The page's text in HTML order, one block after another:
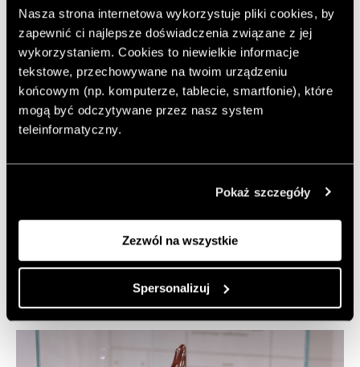
Nasza strona internetowa wykorzystuje pliki cookies, by
zapewnić ci najlepsze doświadczenia związane z jej
wykorzystaniem. Cookies to niewielkie informacje
tekstowe, przechowywane na twoim urządzeniu
końcowym (np. komputerze, tablecie, smartfonie), które
mogą być odczytywane przez nasz system
teleinformatyczny.
Pokaż szczegóły
Zezwól na wszystkie
Spersonalizuj
Spotkanie
Iwaszkiewicza i
Niedenthala – niewielka
wystawa, którą trzeba
zobaczyć
Jedno spotkanie, jeden aparat i kilka godzin na ganku w
Iwaszkiewiczów pokazuje, jak z krótkiej fotoreporterskiej
wizyty rodzi się portret pełen spokoju i uważności.